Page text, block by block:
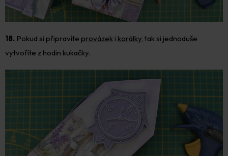
18. Pokud si připravíte provázek i korálky, tak si jednoduše
vytvoříte z hodin kukačky.